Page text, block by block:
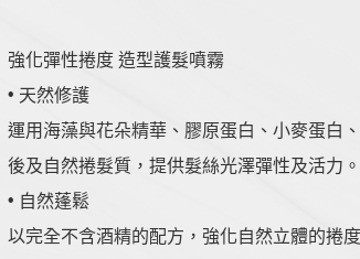
強化彈性捲度 造型護髮噴霧
• 天然修護
運用海藻與花朵精華、膠原蛋白、小麥蛋白
後及自然捲髮質，提供髮絲光澤彈性及活力。
• 自然蓬鬆
以完全不含酒精的配方，強化自然立體的捲